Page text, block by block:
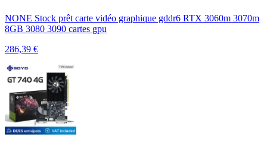
NONE Stock prêt carte vidéo graphique gddr6 RTX 3060m 3070m
8GB 3080 3090 cartes gpu
286,39 €